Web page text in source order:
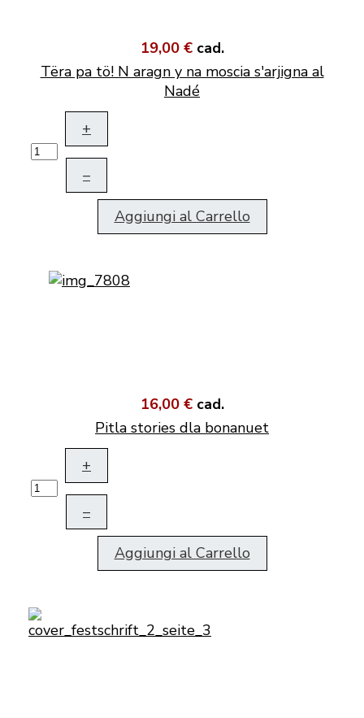
19,00 € cad.
Tëra pa tö! N aragn y na moscia s'arjigna al
Nadé
+
–
Aggiungi al Carrello
16,00 € cad.
Pitla stories dla bonanuet
+
–
Aggiungi al Carrello